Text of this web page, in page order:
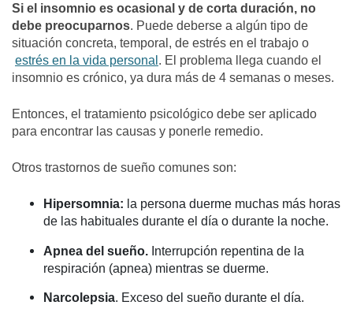
Si el insomnio es ocasional y de corta duración, no
debe preocuparnos. Puede deberse a algún tipo de
situación concreta, temporal, de estrés en el trabajo o
estrés en la vida personal . El problema llega cuando el
insomnio es crónico, ya dura más de 4 semanas o meses.
Entonces, el tratamiento psicológico debe ser aplicado
para encontrar las causas y ponerle remedio.
Otros trastornos de sueño comunes son:
Hipersomnia: la persona duerme muchas más horas
de las habituales durante el día o durante la noche.
Apnea del sueño. Interrupción repentina de la
respiración (apnea) mientras se duerme.
Narcolepsia. Exceso del sueño durante el día.